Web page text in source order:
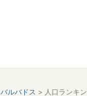
バルバドス > 人口ランキ